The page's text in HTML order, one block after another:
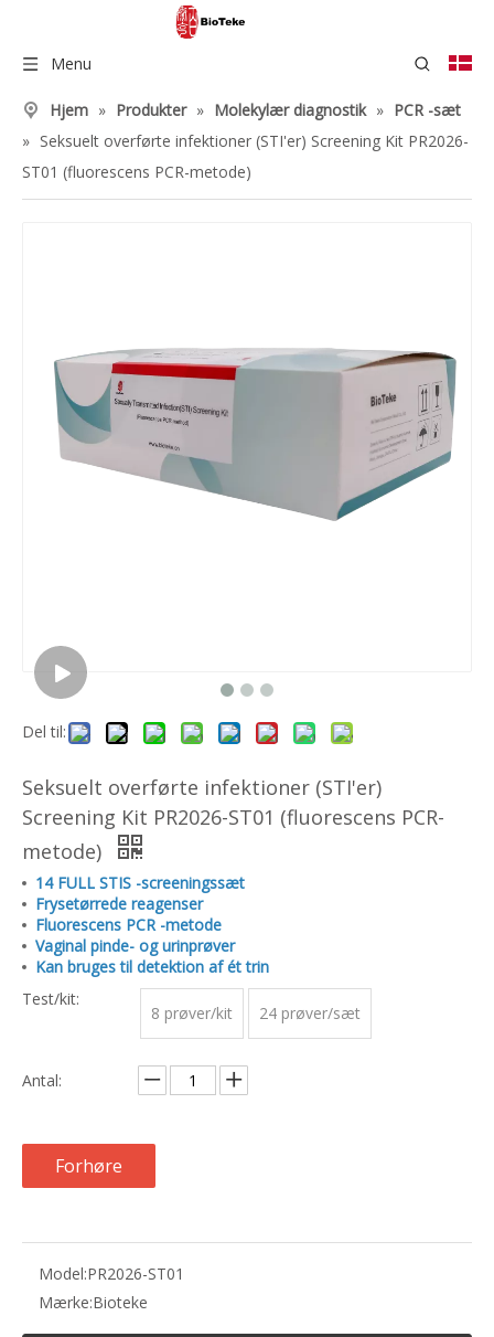
Menu
Hjem » Produkter » Molekylær diagnostik » PCR -sæt
» Seksuelt overførte infektioner (STI'er) Screening Kit PR2026-
ST01 (fluorescens PCR-metode)
Del til:
Seksuelt overførte infektioner (STI'er)
Screening Kit PR2026-ST01 (fluorescens PCR-
metode)
14 FULL STIS -screeningssæt
Frysetørrede reagenser
Fluorescens PCR -metode
Vaginal pinde- og urinprøver
Kan bruges til detektion af ét trin
Test/kit:
8 prøver/kit 24 prøver/sæt
Antal:
Forhøre
Model:PR2026-ST01
Mærke:Bioteke